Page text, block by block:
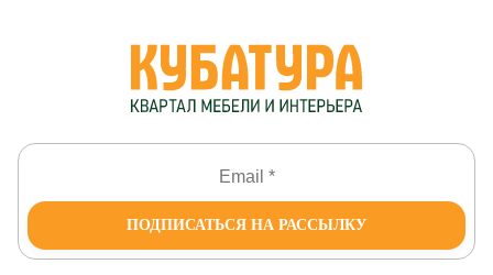
ПОДПИСАТЬСЯ НА РАССЫЛКУ